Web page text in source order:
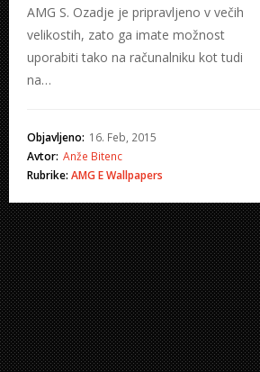
AMG S. Ozadje je pripravljeno v večih
velikostih, zato ga imate možnost
uporabiti tako na računalniku kot tudi
na…
Objavljeno: 16. Feb, 2015
Avtor: Anže Bitenc
Rubrike: AMGEWallpapers